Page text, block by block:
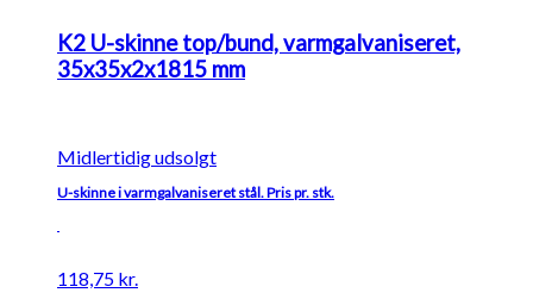
K2 U-skinne top/bund, varmgalvaniseret,
35x35x2x1815 mm
Midlertidig udsolgt
U-skinne i varmgalvaniseret stål. Pris pr. stk.
118,75 kr.